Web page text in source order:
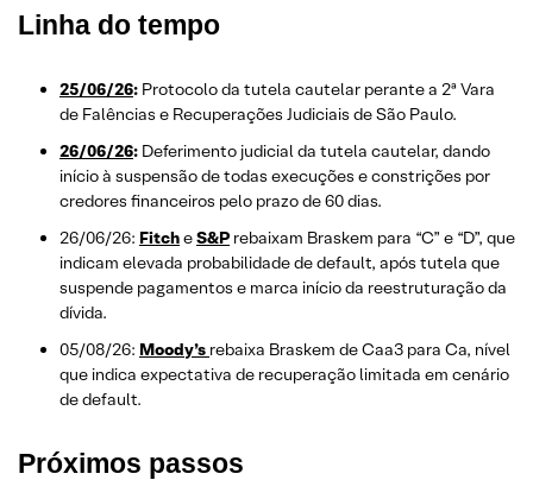
Linha do tempo
25/06/26: Protocolo da tutela cautelar perante a 2ª Vara
de Falências e Recuperações Judiciais de São Paulo.
26/06/26: Deferimento judicial da tutela cautelar, dando
início à suspensão de todas execuções e constrições por
credores financeiros pelo prazo de 60 dias.
26/06/26: FitcheS&P rebaixam Braskem para “C” e “D”, que
indicam elevada probabilidade de default, após tutela que
suspende pagamentos e marca início da reestruturação da
dívida.
05/08/26: Moody’s rebaixa Braskem de Caa3 para Ca, nível
que indica expectativa de recuperação limitada em cenário
de default.
Próximos passos